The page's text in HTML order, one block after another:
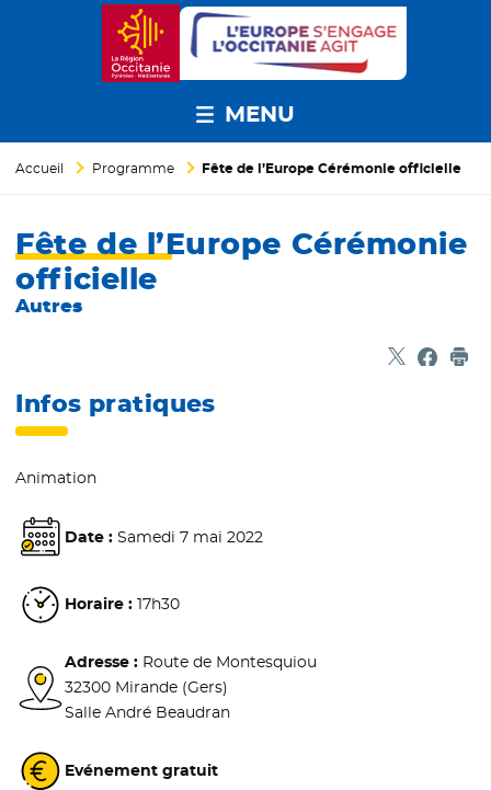
MENU
Accueil Programme Fête de l’Europe Cérémonie officielle
Fête de l’Europe Cérémonie
officielle
Autres
Partager
- Nouvelle
-
Infos pratiques
Animation
Date : Samedi 7 mai 2022
Horaire : 17h30
Adresse : Route de Montesquiou
32300 Mirande (Gers)
Salle André Beaudran
Evénement gratuit